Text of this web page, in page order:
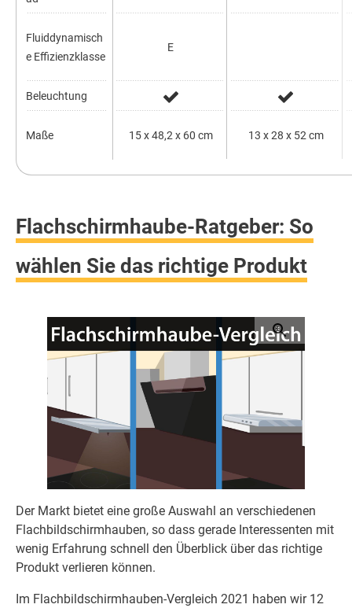
Fluiddynamisch
e Effizienzklasse
Beleuchtung
Maße
E
15 x 48,2 x 60 cm 13 x 28 x 52 cm
Flachschirmhaube-Ratgeber: So
wählen Sie das richtige Produkt
Der Markt bietet eine große Auswahl an verschiedenen
Flachbildschirmhauben, so dass gerade Interessenten mit
wenig Erfahrung schnell den Überblick über das richtige
Produkt verlieren können.
Im Flachbildschirmhauben-Vergleich 2021 haben wir 12